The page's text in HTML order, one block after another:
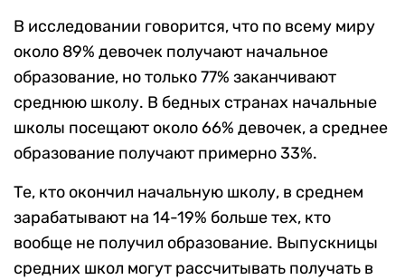
В исследовании говорится, что по всему миру
около 89% девочек получают начальное
образование, но только 77% заканчивают
среднюю школу. В бедных странах начальные
школы посещают около 66% девочек, а среднее
образование получают примерно 33%.
Те, кто окончил начальную школу, в среднем
зарабатывают на 14-19% больше тех, кто
вообще не получил образование. Выпускницы
средних школ могут рассчитывать получать в